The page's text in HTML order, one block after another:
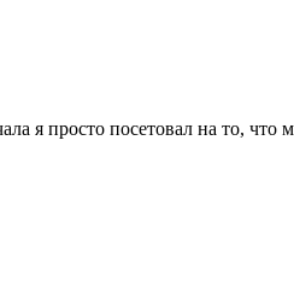
я просто посетовал на то,